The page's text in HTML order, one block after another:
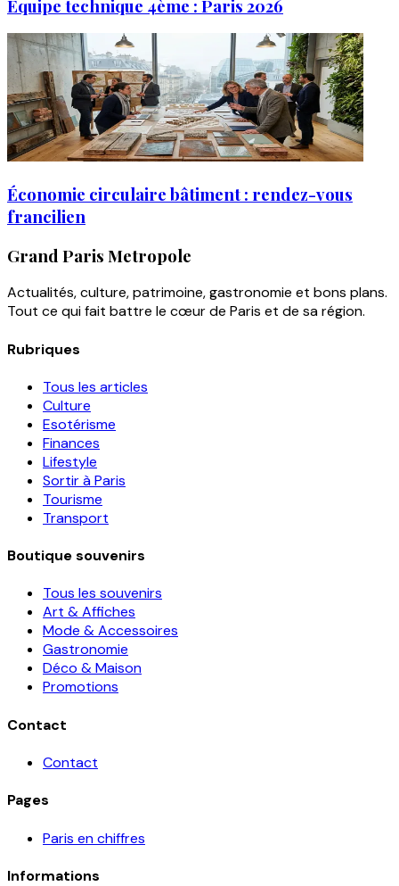
Équipe technique 4ème : Paris 2026
Économie circulaire bâtiment : rendez-vous
francilien
Grand Paris Metropole
Actualités, culture, patrimoine, gastronomie et bons plans.
Tout ce qui fait battre le cœur de Paris et de sa région.
Rubriques
Tous les articles
Culture
Esotérisme
Finances
Lifestyle
Sortir à Paris
Tourisme
Transport
Boutique souvenirs
Tous les souvenirs
Art & Affiches
Mode & Accessoires
Gastronomie
Déco & Maison
Promotions
Contact
Contact
Pages
Paris en chiffres
Informations